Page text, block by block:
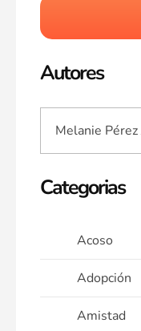
Autores
Categorias
Acoso
Adopción
Amistad